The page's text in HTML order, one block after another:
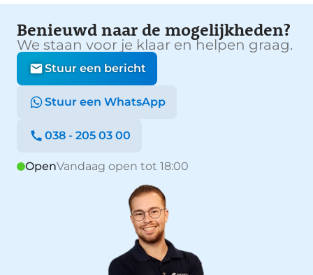
Benieuwd naar de mogelijkheden?
We staan voor je klaar en helpen graag.
Stuur een bericht
Stuur een WhatsApp
038 - 205 03 00
OpenVandaag open tot 18:00